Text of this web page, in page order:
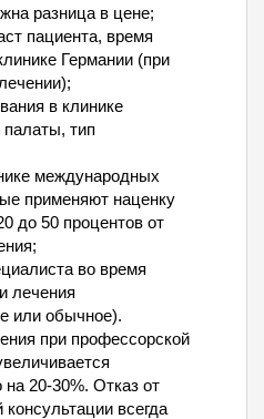
разница в цене;
пациента, время
Германии (при
в клинике
тип
международных
применяют наценку
до 50 процентов от
во время
лечения
или обычное).
при профессорской
на 20-30%. Отказ от
всегда